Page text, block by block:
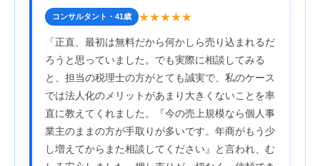
コンサルタント・41歳 ★★★★★
「正直、最初は無料だから何かしら売り込まれるだ
ろうと思っていました。でも実際に相談してみる
と、担当の税理士の方がとても誠実で、私のケース
では法人化のメリットがあまり大きくないことを率
直に教えてくれました。『今の売上規模なら個人事
業主のままの方が手取りが多いです。年商がもう少
し増えてからまた相談してください』と言われ、む